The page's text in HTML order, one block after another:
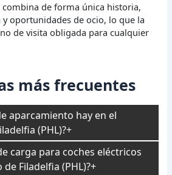
combina de forma única historia,
oportunidades de ocio, lo que la
de visita obligada para cualquier
más frecuentes
aparcamiento hay en el
(PHL)?
carga para coches eléctricos
Filadelfia (PHL)?